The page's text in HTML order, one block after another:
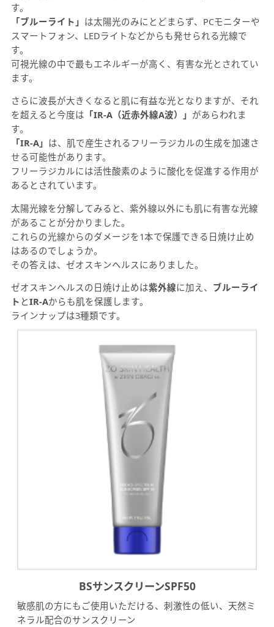
す。
「ブルーライト」 は太陽光のみにとどまらず、PCモニターや
スマートフォン、LEDライトなどからも発せられる光線で
す。
可視光線の中で最もエネルギーが高く、有害な光とされてい
ます。
さらに波長が大きくなると肌に有益な光となりますが、それ
を超えると今度は 「IR-A（近赤外線A波）」 があらわれま
す。
「IR-A」 は、肌で産生されるフリーラジカルの生成を加速さ
せる可能性があります。
フリーラジカルには活性酸素のように酸化を促進する作用が
あるとされています。
太陽光線を分解してみると、紫外線以外にも肌に有害な光線
があることが分かりました。
これらの光線からのダメージを1本で保護できる日焼け止め
はあるのでしょうか。
その答えは、ゼオスキンヘルスにありました。
ゼオスキンヘルスの日焼け止めは紫外線に加え、 ブルーライ
ト とIR-Aからも肌を保護します。
ラインナップは3種類です。
BSサンスクリーンSPF50
敏感肌の方にもご使用いただける、刺激性の低い、天然ミ
ネラル配合のサンスクリーン